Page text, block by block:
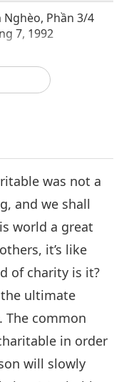
Nghèo, Phần 3/4
7, 1992
11-21 7721
11-22 5812Lượt Xem
was not a
and we shall
world a great
it’s like
of charity is it?
ultimate
The common
in order
will slowly